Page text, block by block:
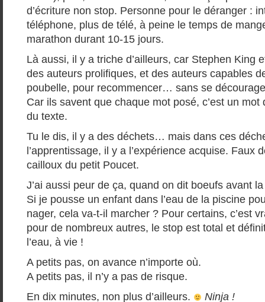
d’écriture non stop. Personne pour le déranger :
téléphone, plus de télé, à peine le temps de
marathon durant 10-15 jours.
Là aussi, il y a triche d’ailleurs, car Stephen King
des auteurs prolifiques, et des auteurs capables
poubelle, pour recommencer… sans se
Car ils savent que chaque mot posé, c’est un mot
du texte.
Tu le dis, il y a des déchets… mais dans ces
l’apprentissage, il y a l’expérience acquise. Faux
cailloux du petit Poucet.
J’ai aussi peur de ça, quand on dit boeufs avant
Si je pousse un enfant dans l’eau de la piscine
nager, cela va-t-il marcher ? Pour certains, c’est
pour de nombreux autres, le stop est total et
l’eau, à vie !
A petits pas, on avance n’importe où.
A petits pas, il n’y a pas de risque.
En dix minutes, non plus d’ailleurs.
Ninja !